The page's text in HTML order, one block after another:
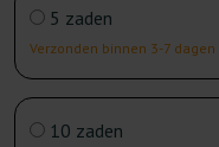
5 zaden
Verzonden binnen 3-7 dagen
10 zaden